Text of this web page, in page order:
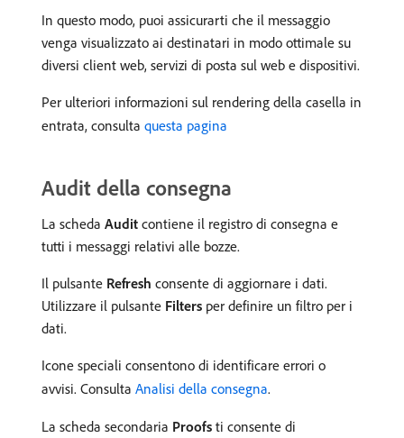
In questo modo, puoi assicurarti che il messaggio
venga visualizzato ai destinatari in modo ottimale su
diversi client web, servizi di posta sul web e dispositivi.
Per ulteriori informazioni sul rendering della casella in
entrata, consulta questa pagina
Audit della consegna
La scheda Audit contiene il registro di consegna e
tutti i messaggi relativi alle bozze.
Il pulsante Refresh consente di aggiornare i dati.
Utilizzare il pulsante Filters per definire un filtro per i
dati.
Icone speciali consentono di identificare errori o
avvisi. Consulta Analisi della consegna.
La scheda secondaria Proofs ti consente di